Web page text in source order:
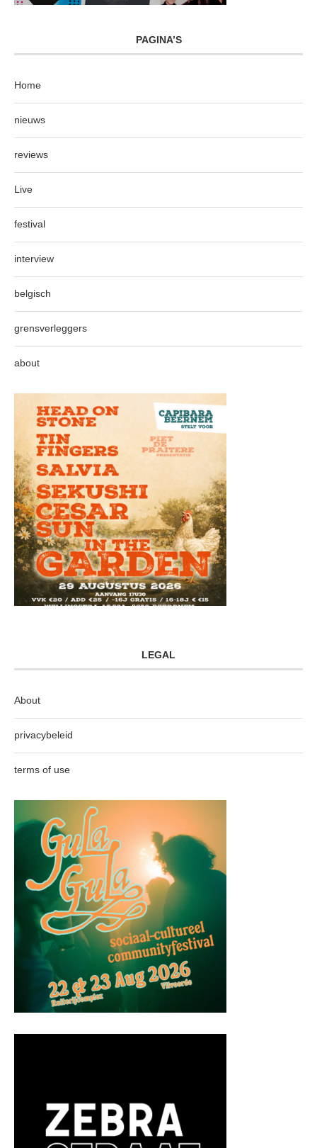
PAGINA’S
Home
nieuws
reviews
Live
festival
interview
belgisch
grensverleggers
about
LEGAL
About
privacybeleid
terms of use